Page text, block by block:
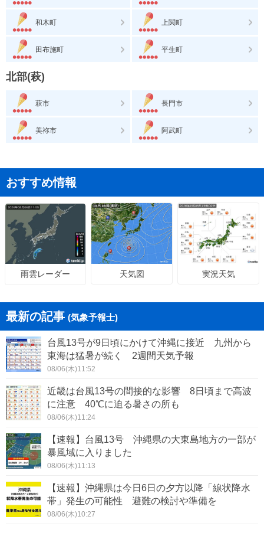
和木町 上関町
田布施町 平生町
北部(萩)
萩市 長門市
美祢市 阿武町
おすすめ情報
雨雲レーダー 天気図 実況天気
最新の記事 (気象予報士)
台風13号が9日頃にかけて沖縄に接近 九州から
東海は猛暑が続く 2週間天気予報
08/06(木)11:52
近畿は台風13号の間接的な影響 8日頃まで高波
に注意 40℃に迫る暑さの所も
08/06(木)11:24
【速報】台風13号 沖縄県の大東島地方の一部が
暴風域に入りました
08/06(木)11:13
【速報】沖縄県は今日6日の夕方以降「線状降水
帯」発生の可能性 避難の検討や準備を
08/06(木)10:27